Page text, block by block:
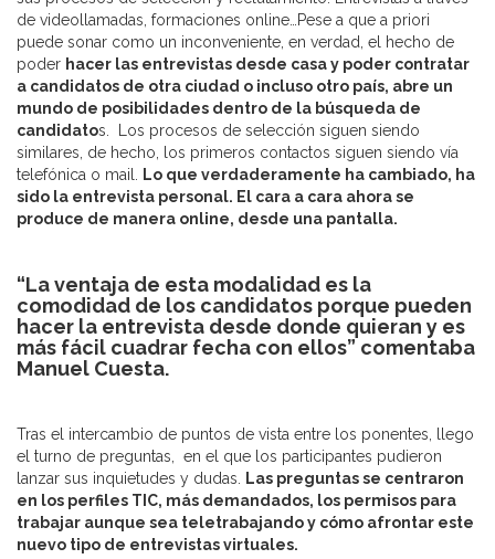
de videollamadas, formaciones online…Pese a que a priori
puede sonar como un inconveniente, en verdad, el hecho de
poder hacer las entrevistas desde casa y poder contratar
a candidatos de otra ciudad o incluso otro país, abre un
mundo de posibilidades dentro de la búsqueda de
candidatos. Los procesos de selección siguen siendo
similares, de hecho, los primeros contactos siguen siendo vía
telefónica o mail.
Lo que verdaderamente ha cambiado, ha
sido la entrevista personal. El cara a cara ahora se
produce de manera online, desde una pantalla.
“La ventaja de esta modalidad es la
comodidad de los candidatos porque pueden
hacer la entrevista desde donde quieran y es
más fácil cuadrar fecha con ellos” comentaba
Manuel Cuesta.
Tras el intercambio de puntos de vista entre los ponentes, llego
el turno de preguntas, en el que los participantes pudieron
lanzar sus inquietudes y dudas.
Las preguntas se centraron
en los perfiles TIC, más demandados, los permisos para
trabajar aunque sea teletrabajando y cómo afrontar este
nuevo tipo de entrevistas virtuales.